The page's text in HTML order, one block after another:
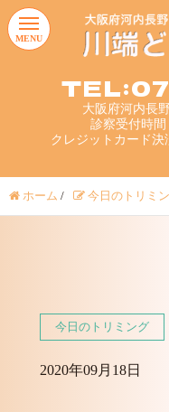
大阪府河内長
診察受付時間
クレジットカード
MENU
ホーム / 今日のトリミ
今日のトリミング
2020年09月18日